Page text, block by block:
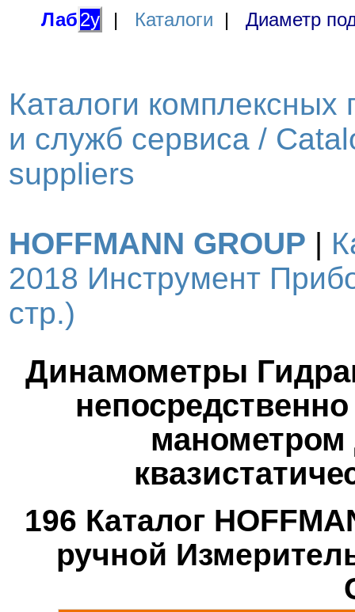
Лаб2у | Каталоги | Диаметр
Каталоги
и служб сервиса /
suppliers
HOFFMANN GROUP |
2018 Инструмент
стр.)
Динамометры
манометром
196 Каталог
ручной